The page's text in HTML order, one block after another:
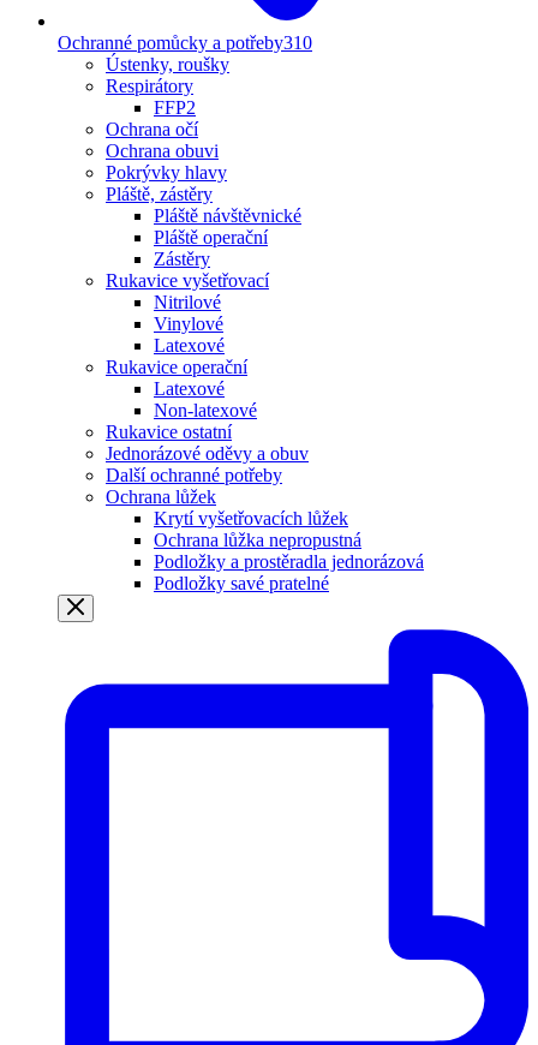
Ochranné pomůcky a potřeby310
Ústenky, roušky
Respirátory
FFP2
Ochrana očí
Ochrana obuvi
Pokrývky hlavy
Pláště, zástěry
Pláště návštěvnické
Pláště operační
Zástěry
Rukavice vyšetřovací
Nitrilové
Vinylové
Latexové
Rukavice operační
Latexové
Non-latexové
Rukavice ostatní
Jednorázové oděvy a obuv
Další ochranné potřeby
Ochrana lůžek
Krytí vyšetřovacích lůžek
Ochrana lůžka nepropustná
Podložky a prostěradla jednorázová
Podložky savé pratelné